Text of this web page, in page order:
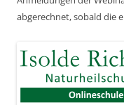
abgerechnet,sobald die